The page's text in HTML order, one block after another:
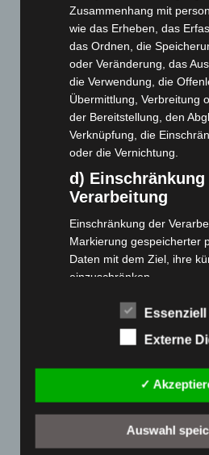
Cashback-
Händler
Home
Gemeinsam
Jobs
Kontakt
Reklamation
Elektro-
Elektro-
Zusammenhang mit
wie das Erheben, das
das Ordnen, die
oder Veränderung, das
die Verwendung, die
Übermittlung, Verbreitung
der Bereitstellung, den
Verknüpfung, die
oder die Vernichtung.
d) Einschränkung
Verarbeitung
Einschränkung der
Markierung gespeicherter
Daten mit dem Ziel, ihre
einzuschränken.
e) Profiling
Profiling ist jede Art der
Verarbeitung
verwendet werden, um
Aspekte, die sich auf eine
beziehen, zu bewerten,
Aspekte bezüglich
Essenziell
Externe
✓
Auswahl